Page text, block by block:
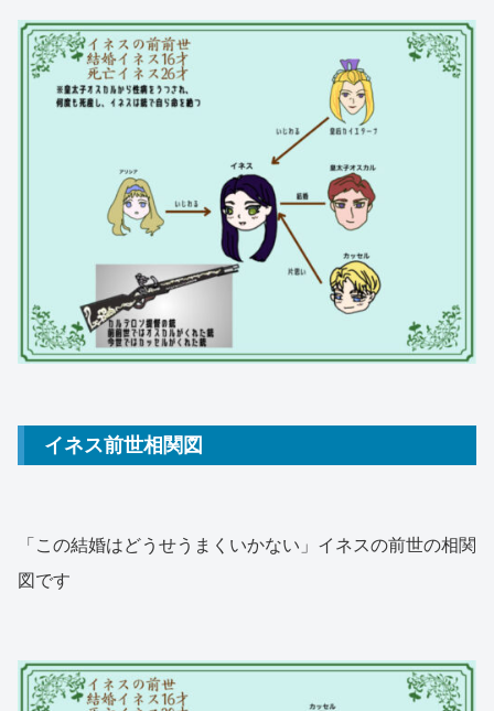
イネス前世相関図
「この結婚はどうせうまくいかない」イネスの前世の相関
図です